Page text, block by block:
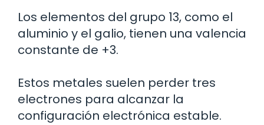
Los elementos del grupo 13, como el
aluminio y el galio, tienen una valencia
constante de +3.
Estos metales suelen perder tres
electrones para alcanzar la
configuración electrónica estable.